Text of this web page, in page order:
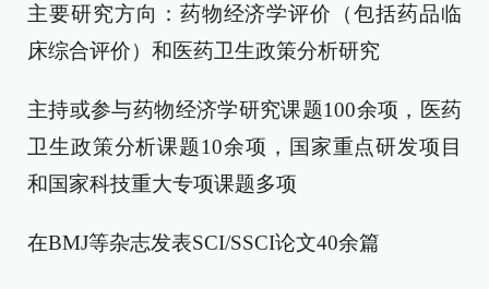
主要研究方向：药物经济学评价（包括药品临
床综合评价）和医药卫生政策分析研究
主持或参与药物经济学研究课题100余项，医药
卫生政策分析课题10余项，国家重点研发项目
和国家科技重大专项课题多项
在BMJ等杂志发表SCI/SSCI论文40余篇